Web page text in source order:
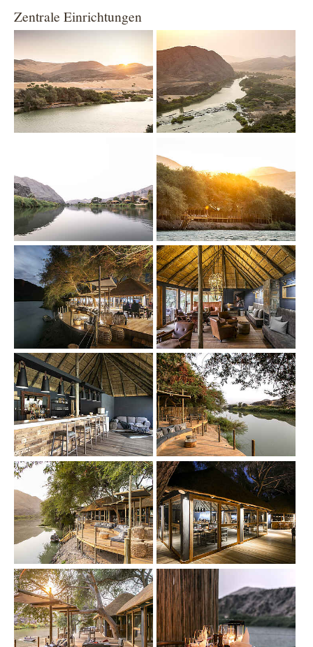
Zentrale Einrichtungen
Show larger version
Show larger version Show larger version
Show larger version Show larger version
Show larger version Show larger version
Show larger version Show larger version